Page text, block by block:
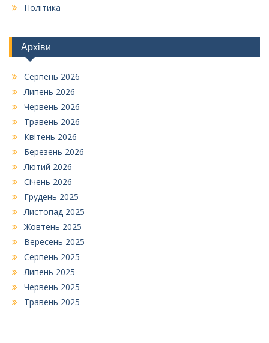
Політика
Архіви
Серпень 2026
Липень 2026
Червень 2026
Травень 2026
Квітень 2026
Березень 2026
Лютий 2026
Січень 2026
Грудень 2025
Листопад 2025
Жовтень 2025
Вересень 2025
Серпень 2025
Липень 2025
Червень 2025
Травень 2025